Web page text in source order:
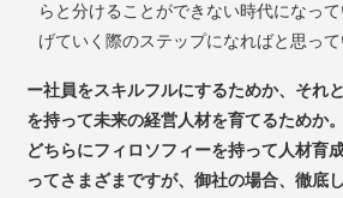
らと分けることができない時代になっ
げていく際のステップになればと思って
ー社員をスキルフルにするためか、それ
を持って未来の経営人材を育てるためか。
どちらにフィロソフィーを持って人材育
ってさまざまですが、御社の場合、徹底